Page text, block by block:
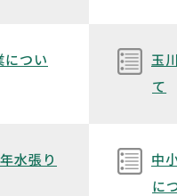
つい
玉
て
水張り
中
に